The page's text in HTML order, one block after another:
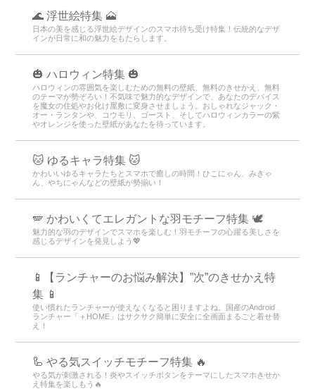
🌊 浮世絵特集 🗻
日本の美を感じる浮世絵デザインのスマホ待ち受け特集！伝統的なデザ
インが日常に和の魅力をもたらします。
🎃 ハロウィン特集 🎃
ハロウィンの雰囲気を楽しむための無料の壁紙、無料のきせかえ、無料
のテーマが勢ぞろい！不気味で魅力的なデザインで、あなたのデバイス
を魔女の住処やお化け屋敷に変身させましょう。おしゃれなジャック・
オー・ランタンや、コウモリ、ゴースト、そしてハロウィンカラーの紫
やオレンジを使った壁紙があなたを待っています。
🐱 ゆるキャラ特集 🐱
かわいいゆるキャラたちとスマホで癒しの時間！ひこにゃん、みきゃ
ん、やちにゃんなどの壁紙が勢揃い！
🪽 かわいくてエレガントな羽モチーフ特集 🕊️
魅力的な羽のデザインでスマホを楽しむ！羽モチーフの心躍る美しさを
感じるデザインを発見しよう💖
📱【ランチャーのお悩み解決】”次”のきせかえ特
集 📱
使い慣れたランチャーが使えなくなると困りますよね。国産のAndroid
ランチャー「＋HOME」はサクサク簡単に安全に全画面まるごと着せ替
え！
🦾 やる気スイッチモチーフ特集 🔥
やる気が刺激される！炎やスイッチボタンをテーマにしたスマホきせか
え特集を楽しもう🔥